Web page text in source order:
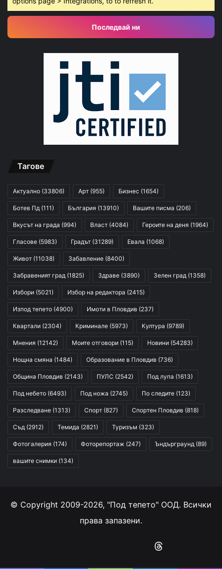
Последвай ни
Тагове
Актуално (33806) Арт (955) Бизнес (1654)
Ботев Пд (111) България (13910) Вашите писма (206)
Вкусът на града (994) Власт (4084) Героите на деня (1964)
Гласове (5983) Градът (31289) Евала (1068)
Живот (11038) Забавление (8400)
Забравеният град (1825) Здраве (3890) Зелен град (1358)
Избори (5021) Избор на редактора (2415)
Изпод тепето (4900) Имоти в Пловдив (237)
Квартали (2304) Криминале (5973) Култура (9789)
Мнения (12142) Моите отговори (115) Новини (54283)
Нощна смяна (1484) Образование в Пловдив (736)
Община Пловдив (2143) ПУЛС (2542) Под лупа (1613)
Под небето (6493) Под ножа (2745) По следите (123)
Разследване (1313) Спорт (827) Спортен Пловдив (818)
Съд (2912) Темида (2821) Туризъм (323)
Фотогалерия (174) Фоторепортаж (247) Ъндърграунд (89)
вашите снимки (134)
© Copyright 2009-2026, "Под тепето" ООД. Всички
права запазени.
Instagram
RSS